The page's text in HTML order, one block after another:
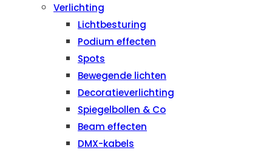
Verlichting
Lichtbesturing
Podium effecten
Spots
Bewegende lichten
Decoratieverlichting
Spiegelbollen & Co
Beam effecten
DMX-kabels